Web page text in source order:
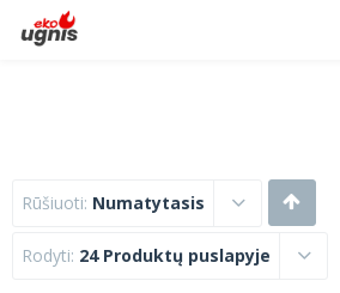
Rūšiuoti: Numatytasis
Rodyti: 24 Produktų puslapyje